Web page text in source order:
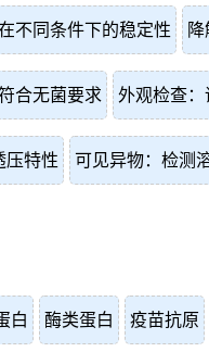
不同条件下的稳定性
合无菌要求 外观检查
压特性 可见异物：检测
白 酶类蛋白 疫苗抗原